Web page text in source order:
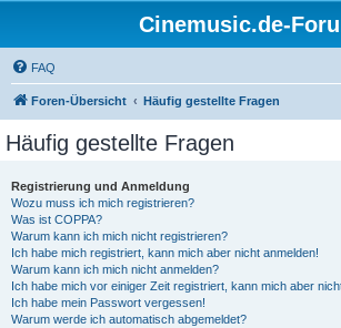
Cinemusic.de-
FAQ
Foren-Übersicht Häufig gestellte Fragen
Häufig gestellte Fragen
Registrierung und Anmeldung
Wozu muss ich mich registrieren?
Was ist COPPA?
Warum kann ich mich nicht registrieren?
Ich habe mich registriert, kann mich aber nicht anmelden!
Warum kann ich mich nicht anmelden?
Ich habe mich vor einiger Zeit registriert, kann mich aber
Ich habe mein Passwort vergessen!
Warum werde ich automatisch abgemeldet?